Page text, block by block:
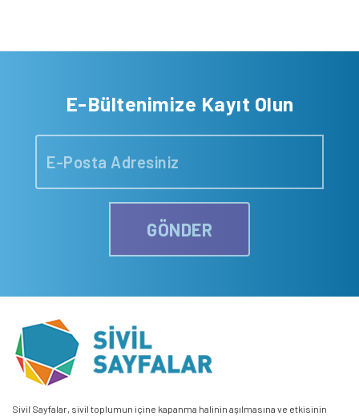
E-Bültenimize Kayıt Olun
GÖNDER
Sivil Sayfalar, sivil toplumun içine kapanma halinin aşılmasına ve etkisinin